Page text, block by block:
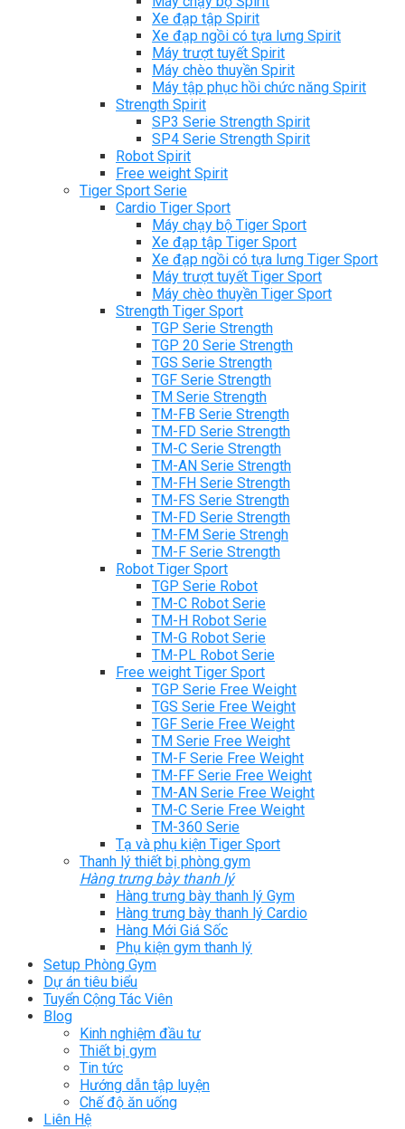
Xe đạp tập Spirit
Xe đạp ngồi có tựa lưng Spirit
Máy trượt tuyết Spirit
Máy chèo thuyền Spirit
Máy tập phục hồi chức năng Spirit
Strength Spirit
SP3 Serie Strength Spirit
SP4 Serie Strength Spirit
Robot Spirit
Free weight Spirit
Tiger Sport Serie
Cardio Tiger Sport
Máy chạy bộ Tiger Sport
Xe đạp tập Tiger Sport
Xe đạp ngồi có tựa lưng Tiger Sport
Máy trượt tuyết Tiger Sport
Máy chèo thuyền Tiger Sport
Strength Tiger Sport
TGP Serie Strength
TGP 20 Serie Strength
TGS Serie Strength
TGF Serie Strength
TM Serie Strength
TM-FB Serie Strength
TM-FD Serie Strength
TM-C Serie Strength
TM-AN Serie Strength
TM-FH Serie Strength
TM-FS Serie Strength
TM-FD Serie Strength
TM-FM Serie Strengh
TM-F Serie Strength
Robot Tiger Sport
TGP Serie Robot
TM-C Robot Serie
TM-H Robot Serie
TM-G Robot Serie
TM-PL Robot Serie
Free weight Tiger Sport
TGP Serie Free Weight
TGS Serie Free Weight
TGF Serie Free Weight
TM Serie Free Weight
TM-F Serie Free Weight
TM-FF Serie Free Weight
TM-AN Serie Free Weight
TM-C Serie Free Weight
TM-360 Serie
Tạ và phụ kiện Tiger Sport
Thanh lý thiết bị phòng gym
Hàng trưng bày thanh lý
Hàng trưng bày thanh lý Gym
Hàng trưng bày thanh lý Cardio
Hàng Mới Giá Sốc
Phụ kiện gym thanh lý
Setup Phòng Gym
Dự án tiêu biểu
Tuyển Cộng Tác Viên
Blog
Kinh nghiệm đầu tư
Thiết bị gym
Tin tức
Hướng dẫn tập luyện
Chế độ ăn uống
Liên Hệ